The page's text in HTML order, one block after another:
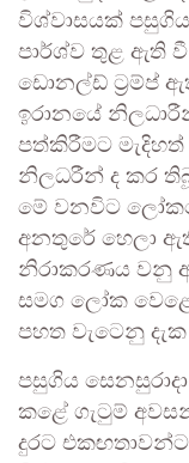
විශ්වාසයක්
පාර්ශ්ව තුළ ඇති
ඩොනල්ඩ් ට්‍රම්ප්
ඉරානයේ
පත්කිරීමට
නිලධරීන් ද කර
මේ වනවිට
අනතුරේ හෙලා
නිරාකරණය වනු
සමග ලෝක
පහත වැටෙනු
පසුගිය සෙනසුරාදා
කළේ ගැටුම්
දුරට